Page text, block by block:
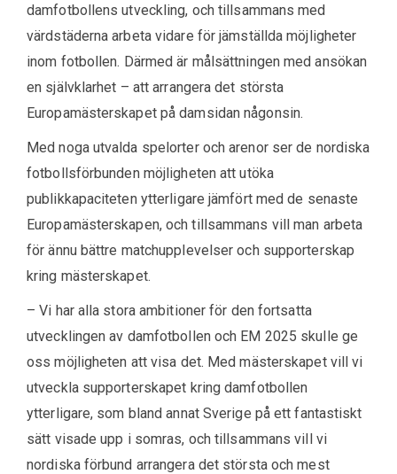
damfotbollens utveckling, och tillsammans med
värdstäderna arbeta vidare för jämställda möjligheter
inom fotbollen. Därmed är målsättningen med ansökan
en självklarhet – att arrangera det största
Europamästerskapet på damsidan någonsin.
Med noga utvalda spelorter och arenor ser de nordiska
fotbollsförbunden möjligheten att utöka
publikkapaciteten ytterligare jämfört med de senaste
Europamästerskapen, och tillsammans vill man arbeta
för ännu bättre matchupplevelser och supporterskap
kring mästerskapet.
– Vi har alla stora ambitioner för den fortsatta
utvecklingen av damfotbollen och EM 2025 skulle ge
oss möjligheten att visa det. Med mästerskapet vill vi
utveckla supporterskapet kring damfotbollen
ytterligare, som bland annat Sverige på ett fantastiskt
sätt visade upp i somras, och tillsammans vill vi
nordiska förbund arrangera det största och mest